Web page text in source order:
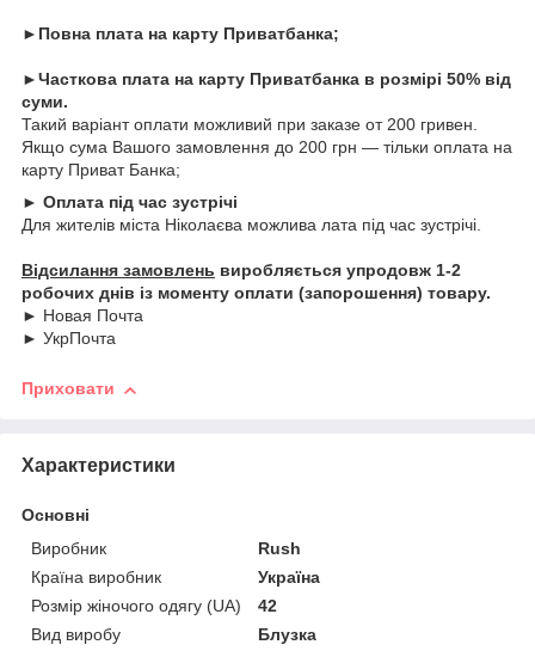
►Повна плата на карту Приватбанка;
►Часткова плата на карту Приватбанка в розмірі 50% від
суми.
Такий варіант оплати можливий при заказе от 200 гривен.
Якщо сума Вашого замовлення до 200 грн — тільки оплата на
карту Приват Банка;
► Оплата під час зустрічі
Для жителів міста Ніколаєва можлива лата під час зустрічі.
Відсилання замовлень виробляється упродовж 1-2
робочих днів із моменту оплати (запорошення) товару.
► Новая Почта
► УкрПочта
Приховати
Характеристики
Основні
Виробник
Rush
Країна виробник
Україна
Розмір жіночого одягу (UA)
42
Вид виробу
Блузка